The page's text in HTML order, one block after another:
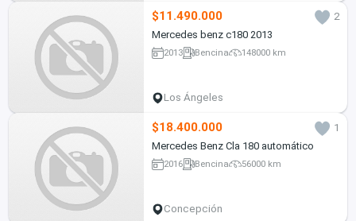
$11.490.000
2
Mercedes benz c180 2013
2013 Bencina 148000 km
Los Ángeles
$18.400.000
1
Mercedes Benz Cla 180 automático
2016 Bencina 56000 km
Concepción